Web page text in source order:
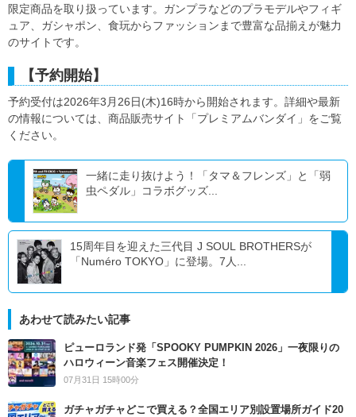
限定商品を取り扱っています。ガンプラなどのプラモデルやフィギ
ュア、ガシャポン、食玩からファッションまで豊富な品揃えが魅力
のサイトです。
【予約開始】
予約受付は2026年3月26日(木)16時から開始されます。詳細や最新
の情報については、商品販売サイト「プレミアムバンダイ」をご覧
ください。
一緒に走り抜けよう！「タマ＆フレンズ」と「弱
虫ペダル」コラボグッズ...
15周年目を迎えた三代目 J SOUL BROTHERSが
「Numéro TOKYO」に登場。7人...
あわせて読みたい記事
ピューロランド発「SPOOKY PUMPKIN 2026」一夜限りの
ハロウィーン音楽フェス開催決定！
07月31日 15時00分
ガチャガチャどこで買える？全国エリア別設置場所ガイド20